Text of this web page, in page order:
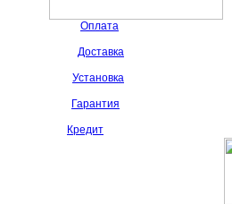
Оплата
Доставка
Установка
Гарантия
Кредит